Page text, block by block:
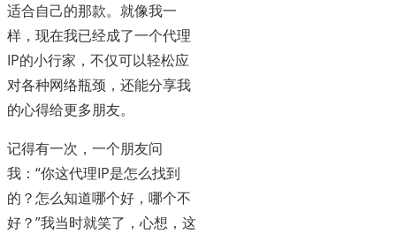
适合自己的那款。就像我一
样，现在我已经成了一个代理
IP的小行家，不仅可以轻松应
对各种网络瓶颈，还能分享我
的心得给更多朋友。
记得有一次，一个朋友问
我：“你这代理IP是怎么找到
的？怎么知道哪个好，哪个不
好？”我当时就笑了，心想，这